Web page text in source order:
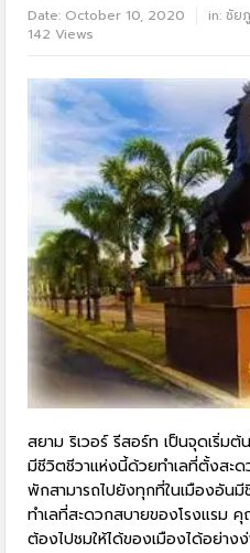
Date: October 10, 2020 in:ชัย
142 Views
สยาม ริเวอร์ รีสอร์ท เป็นจุดเริ่ม
มีชีวิตชีวาแห่งนี้ด้วยทำเลที่ตั้งสะ
พักสามารถไปยังทุกที่ในเมืองอัน
ทำเลที่สะดวกสบายของโรงแรม
ต้องไปชมให้ได้ของเมืองได้อย่าง